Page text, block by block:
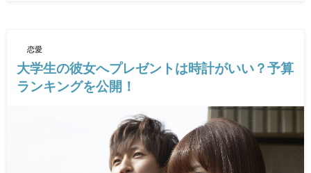
恋愛
大学生の彼女へプレゼントは時計がいい？予算
ランキングを公開！